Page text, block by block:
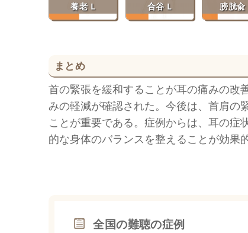
養老 L 合谷 L 膀胱兪
まとめ
首の緊張を緩和することが耳の痛みの改
みの軽減が確認された。今後は、首肩の
ことが重要である。症例からは、耳の症
的な身体のバランスを整えることが効果
全国の難聴の症例